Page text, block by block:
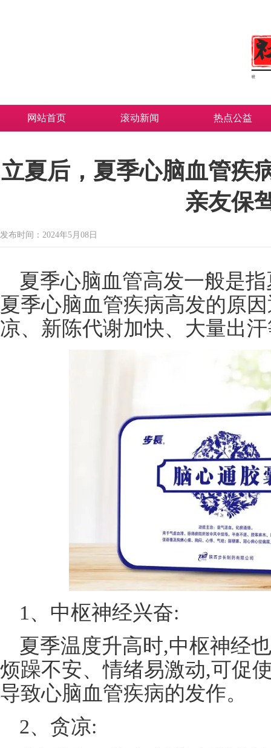
网站首页 滚动新闻 热点公益
立夏后，夏季心脑血管疾
亲友保
发布时间：2024年5月08日
夏季心脑血管高发一般是
夏季心脑血管疾病高发的原
凉、新陈代谢加快、大量出
1、中枢神经兴奋:
夏季温度升高时,中枢神经
烦躁不安、情绪易激动,可促
导致心脑血管疾病的发作。
2、贪凉: